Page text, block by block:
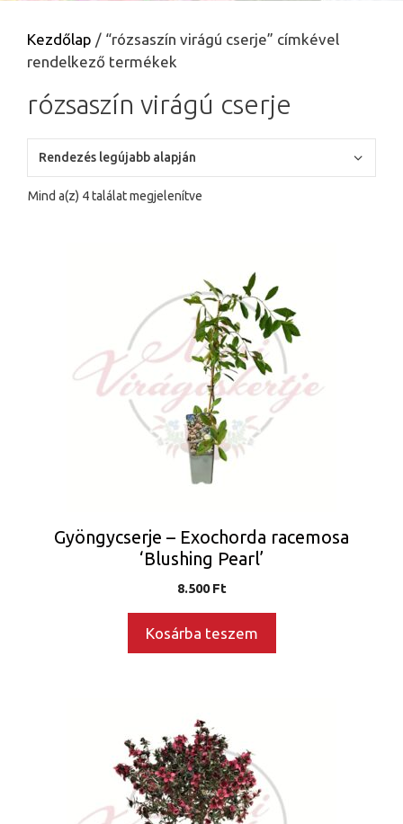
Kezdőlap / “rózsaszín virágú cserje” címkével
rendelkező termékek
rózsaszín virágú cserje
Mind a(z) 4 találat megjelenítve
Gyöngycserje – Exochorda racemosa
‘Blushing Pearl’
8.500Ft
Kosárba teszem